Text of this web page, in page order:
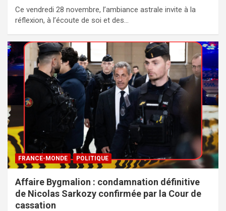
Ce vendredi 28 novembre, l’ambiance astrale invite à la
réflexion, à l’écoute de soi et des…
FRANCE-MONDE POLITIQUE
Affaire Bygmalion : condamnation définitive
de Nicolas Sarkozy confirmée par la Cour de
cassation